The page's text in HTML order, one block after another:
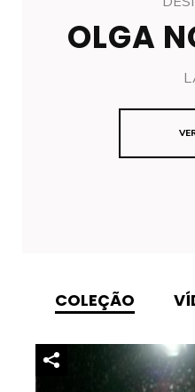
OLGA
COLEÇÃO